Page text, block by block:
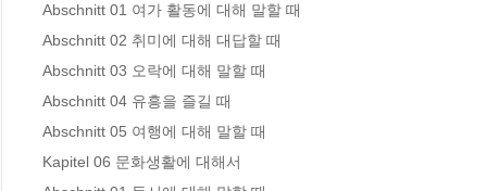
Abschnitt 01 여가 활동에 대해 말할 때
Abschnitt 02 취미에 대해 대답할 때
Abschnitt 03 오락에 대해 말할 때
Abschnitt 04 유흥을 즐길 때
Abschnitt 05 여행에 대해 말할 때
Kapitel 06 문화생활에 대해서